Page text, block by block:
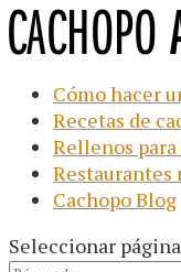
Cómo hacer
Recetas de
Rellenos para
Restaurantes
Cachopo Blog
Seleccionar página